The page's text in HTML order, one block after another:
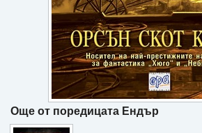
Регистрация
Още от поредицата Ендър